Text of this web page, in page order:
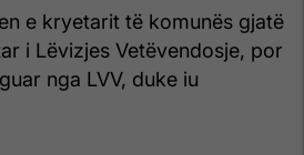
e kryetarit të komunës gjatë
i Lëvizjes Vetëvendosje, por
nga LVV, duke iu